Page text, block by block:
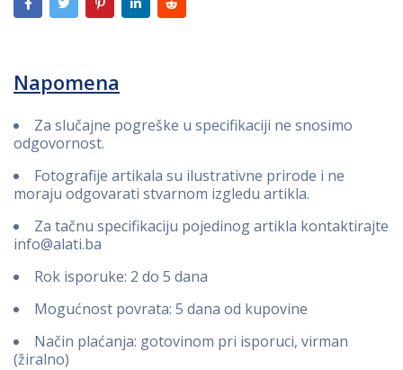
Napomena
Za slučajne pogreške u specifikaciji ne snosimo
odgovornost.
Fotografije artikala su ilustrativne prirode i ne
moraju odgovarati stvarnom izgledu artikla.
Za tačnu specifikaciju pojedinog artikla kontaktirajte
info@alati.ba
Rok isporuke: 2 do 5 dana
Mogućnost povrata: 5 dana od kupovine
Način plaćanja: gotovinom pri isporuci, virman
(žiralno)